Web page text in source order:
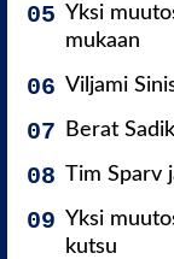
Yksi
mukaan
Viljami
Berat
Tim Sparv
Yksi
kutsu